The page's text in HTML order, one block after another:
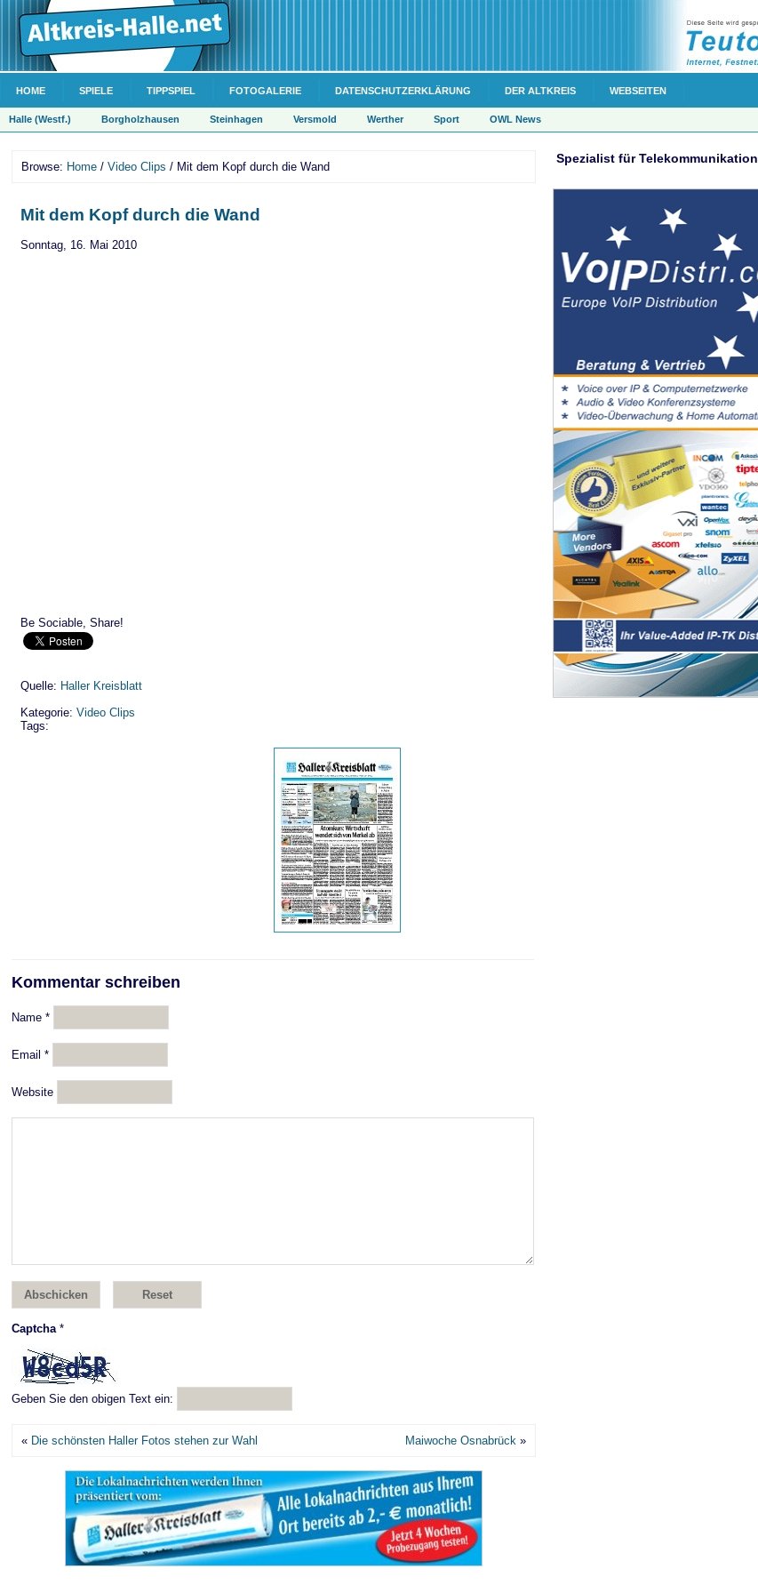
HOME SPIELE TIPPSPIEL FOTOGALERIE DATENSCHUTZERKLÄRUNG DER ALTKREIS WEBSEITEN
Halle (Westf.) Borgholzhausen Steinhagen Versmold Werther Sport OWL News
Browse: Home / Video Clips / Mit dem Kopf durch die Wand
Mit dem Kopf durch die Wand
Sonntag, 16. Mai 2010
Be Sociable, Share!
Quelle: Haller Kreisblatt
Kategorie: Video Clips
Tags:
Kommentar schreiben
Name *
Email *
Website
Captcha *
Geben Sie den obigen Text ein:
« Die schönsten Haller Fotos stehen zur Wahl Maiwoche Osnabrück »
Spezialist für Telekommunikation